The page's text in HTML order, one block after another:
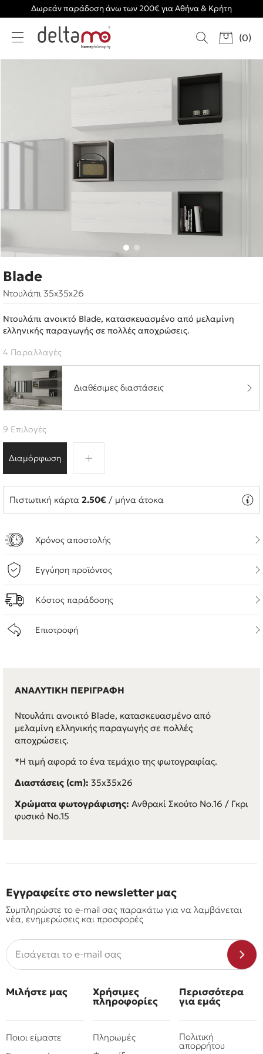
Δωρεάν παράδοση άνω των 200€ για Αθήνα & Κρήτη
(0)
Blade
Ντουλάπι 35x35x26
Ντουλάπι ανοικτό Blade, κατασκευασμένο από μελαμίνη
ελληνικής παραγωγής σε πολλές αποχρώσεις.
4 Παραλλαγές
Διαθέσιμες διαστάσεις
Διαμόρφωση
9 Επιλογές
Πιστωτική κάρτα 2.50€ / μήνα άτοκα
Χρόνος αποστολής
Εγγύηση προϊόντος
Κόστος παράδοσης
Επιστροφή
ΑΝΑΛΥΤΙΚΗ ΠΕΡΙΓΡΑΦΗ
Ντουλάπι ανοικτό Blade, κατασκευασμένο από
μελαμίνη ελληνικής παραγωγής σε πολλές
αποχρώσεις.
*Η τιμή αφορά το ένα τεμάχιο της φωτογραφίας.
Διαστάσεις (cm): 35x35x26
Χρώματα φωτογράφισης: Ανθρακί Σκούτο Νο.16 / Γκρι
φυσικό No.15
Εγγραφείτε στο newsletter μας
Συμπληρώστε το e-mail σας παρακάτω για να λαμβάνεται
νέα, ενημερώσεις και προσφορές
Μιλήστε μας
Ποιοι είμαστε
Χρήσιμες
πληροφορίες
Πληρωμές
Περισσότερα
για εμάς
Πολιτική
απορρήτου